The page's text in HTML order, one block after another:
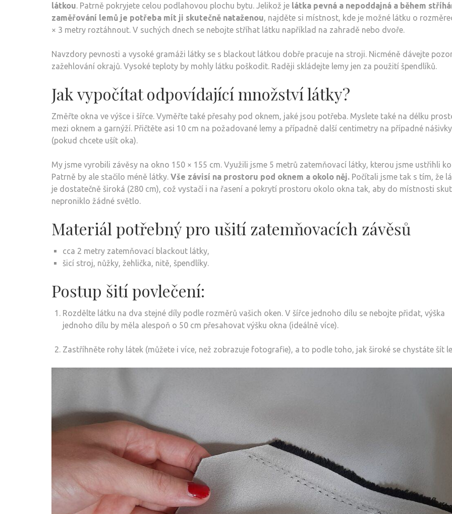
látkou. Patrně pokryjete celou podlahovou plochu bytu. Jelikož je látka pevná a nepoddajná a během
zaměřování lemů je potřeba mít ji skutečně nataženou, najděte si místnost, kde je možné látku o
× 3 metry roztáhnout. V suchých dnech se nebojte stříhat látku například na zahradě nebo dvoře.
Navzdory pevnosti a vysoké gramáži látky se s blackout látkou dobře pracuje na stroji. Nicméně dávejte
zažehlování okrajů. Vysoké teploty by mohly látku poškodit. Raději skládejte lemy jen za použití špendlíků.
Jak vypočítat odpovídající množství látky?
Změřte okna ve výšce i šířce. Vyměřte také přesahy pod oknem, jaké jsou potřeba. Myslete také na délku
mezi oknem a garnýží. Přičtěte asi 10 cm na požadované lemy a případně další centimetry na případné nášivky
(pokud chcete ušít oka).
My jsme vyrobili závěsy na okno 150 × 155 cm. Využili jsme 5 metrů zatemňovací látky, kterou jsme ustřihli
Patrně by ale stačilo méně látky. Vše závisí na prostoru pod oknem a okolo něj. Počítali jsme tak s tím, že
je dostatečně široká (280 cm), což vystačí i na řasení a pokrytí prostoru okolo okna tak, aby do místnosti
neproniklo žádné světlo.
Materiál potřebný pro ušití zatemňovacích závěsů
cca 2 metry zatemňovací blackout látky,
šicí stroj, nůžky, žehlička, nitě, špendlíky.
Postup šití povlečení:
Rozdělte látku na dva stejné díly podle rozměrů vašich oken. V šířce jednoho dílu se nebojte přidat, výška
jednoho dílu by měla alespoň o 50 cm přesahovat výšku okna (ideálně více).
Zastříhněte rohy látek (můžete i více, než zobrazuje fotografie), a to podle toho, jak široké se chystáte šít